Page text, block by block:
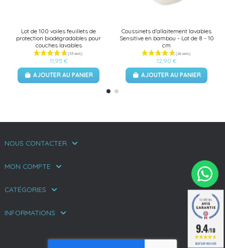
Lot de 100 voiles feuillets de
protection biodégradables pour
couches lavables
11,95 €
AJOUTER AU PANIER
Coussinets d'allaitement lavables
Sensitive en bambou - Lot de 8 - 10
cm
12,90 €
AJOUTER AU PANIER
NOUS CONTACTER
MON COMPTE
CATÉGORIES
INFORMATIONS
9.4/10
BASÉ SUR 1424 AVIS